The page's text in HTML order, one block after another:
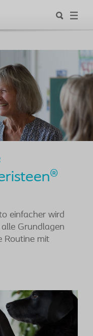
einfacher wird
Grundlagen
Routine mit